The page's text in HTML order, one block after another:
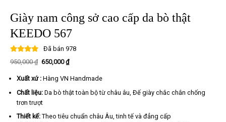
Giày nam công sở cao cấp da bò thật
KEEDO 567
Đã bán 978
950,000₫ Giá
950,000 ₫.
650,000₫Giá
hiện
là:
Xuất xứ :Hàng VN Handmade
Chất liệu:Da bò thật toàn bộ từ châu âu, Đế giày chắc chắn chống
trơn trượt
Thiết kế:Theo tiêu chuẩn châu Âu, tinh tế và đẳng cấp